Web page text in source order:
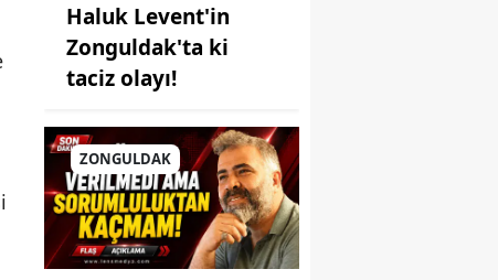
Haluk Levent'in
Zonguldak'ta ki
taciz olayı!
ZONGULDAK